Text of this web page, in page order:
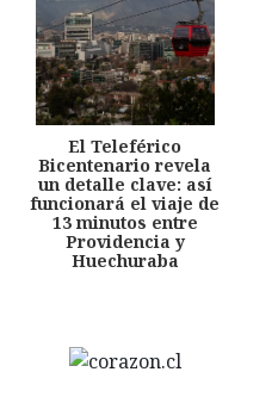
El Teleférico
Bicentenario revela
un detalle clave: así
funcionará el viaje de
13 minutos entre
Providencia y
Huechuraba